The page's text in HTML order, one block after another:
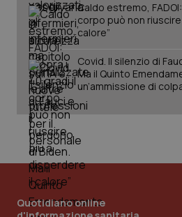
Caldo estremo,
corpo può non
calore”
Covid. Il silenzio di
Ma il Quinto
un’ammissione di
Quotidiano online
PHPSESSID